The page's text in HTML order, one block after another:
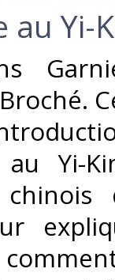
au Yi-
au Yi-